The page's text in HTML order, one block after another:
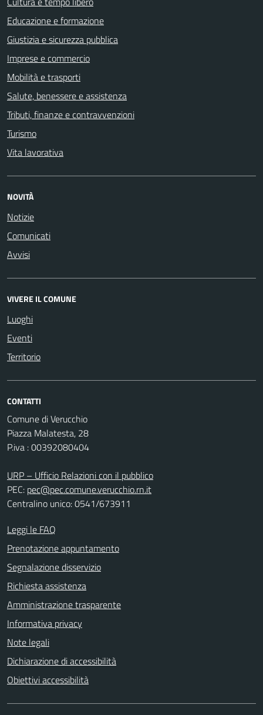
Educazione e formazione
Giustizia e sicurezza pubblica
Imprese e commercio
Mobilità e trasporti
Salute, benessere e assistenza
Tributi, finanze e contravvenzioni
Turismo
Vita lavorativa
NOVITÀ
Notizie
Comunicati
Avvisi
VIVERE IL COMUNE
Luoghi
Eventi
Territorio
CONTATTI
Comune di Verucchio
Piazza Malatesta, 28
P.iva : 00392080404
URP – Ufficio Relazioni con il pubblico
PEC: pec@pec.comune.verucchio.rn.it
Centralino unico: 0541/673911
Leggi le FAQ
Prenotazione appuntamento
Segnalazione disservizio
Richiesta assistenza
Amministrazione trasparente
Informativa privacy
Note legali
Dichiarazione di accessibilità
Obiettivi accessibilità